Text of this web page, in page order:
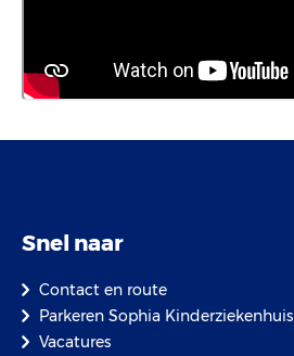
Snel naar
Contact en route
Parkeren Sophia Kinderziekenhuis
Vacatures